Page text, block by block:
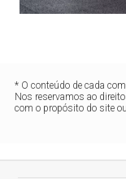
* O conteúdo de cada
Nos reservamos ao
com o propósito do site